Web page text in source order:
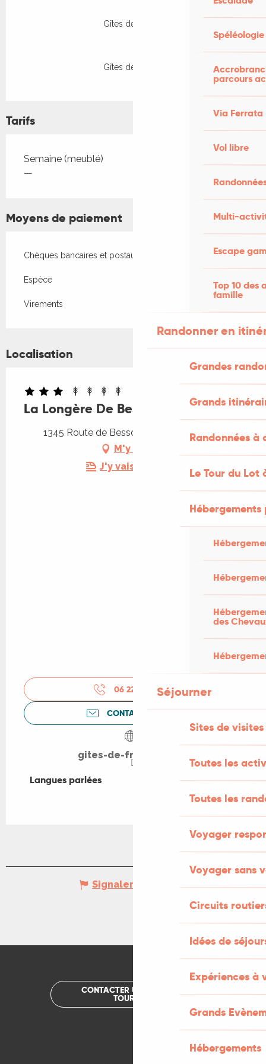
Spéléologie
parcours
Via Ferrata
Vol libre
Multi-
Escape
Top 10 des
famille
Randonner en
Grandes
Grands
Randonnées
Le Tour du Lot
des
Séjourner
Sites de visites
Toutes les
Toutes les
Voyager
Voyager sans
Circuits
Idées de
Expériences à
Grands
Hébergements
Gîtes de France
Gîtes de France
Tarifs
Tarifs 2026
Semaine (meublé)
—
Moyens de paiement
Chèques bancaires et postaux
Espèce
Virements
Localisation
La Longère De Bessous
1345 Route de Bessous, 46310 Concorès
M'y rendre
J'y vais en train !
06 22 76 84▒▒
CONTACTEZ-NOUS
gites-de-france-lot.fr
Langues parlées
Langues parlées
Signaler une erreur
CONTACTER UN OFFICE DE
TOURISME